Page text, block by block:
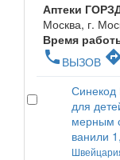
Аптеки
Москва, г.
Время
phone ВЫЗОВ
Синекод
для
мерным
ванили